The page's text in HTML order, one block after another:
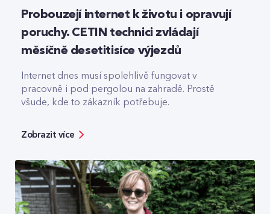
Probouzejí internet k životu i opravují
poruchy. CETIN technici zvládají
měsíčně desetitisíce výjezdů
Internet dnes musí spolehlivě fungovat v
pracovně i pod pergolou na zahradě. Prostě
všude, kde to zákazník potřebuje.
Zobrazit více